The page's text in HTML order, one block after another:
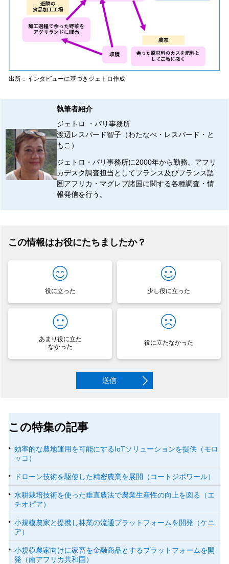
出所：インタビューに基づきジェトロ作成
執筆者紹介
ジェトロ ・パリ事務所
渡辺レスパード智子（わたなべ・レスパード・と
もこ）
ジェトロ・パリ事務所に2000年から勤務。アフリ
カデスク調査担当としてフランス及びフランス語
圏アフリカ・マグレブ諸国に関する各種調査・情
報発信を行う。
この情報はお役にたちましたか？
役に立った 少し役に立った
あまり役に立た
なかった
役に立たなかった
送信
この特集の記事
効率的な農地運用を可能にするIoTソリューションを提供（モロ
ッコ）
ドローン技術を駆使した精密農業を展開（コートジボワール）
水耕栽培技術を使った垂直農法で農業生産性の向上を図る（エ
チオピア）
小規模農家と提携し林業の流通プラットフォームを開発（ケニ
ア）
小規模農家向けに家畜を金融商品とするプラットフォームを開
発（南アフリカ共和国）